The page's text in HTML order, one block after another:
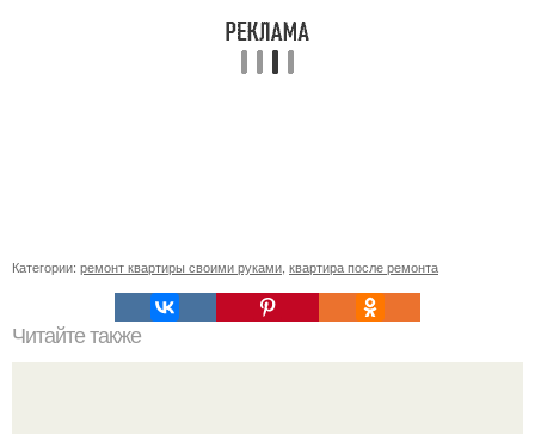
Категории: ремонт квартиры своими руками квартира после ремонта
Читайте также